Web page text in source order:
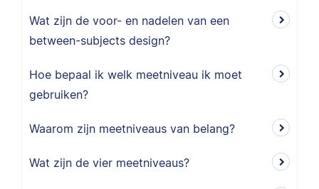
Wat zijn de voor- en nadelen van een
between-subjects design?
Hoe bepaal ik welk meetniveau ik moet
gebruiken?
Waarom zijn meetniveaus van belang?
Wat zijn de vier meetniveaus?